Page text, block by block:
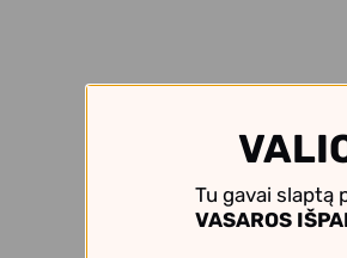
Tu gavai slaptą
VASAROS